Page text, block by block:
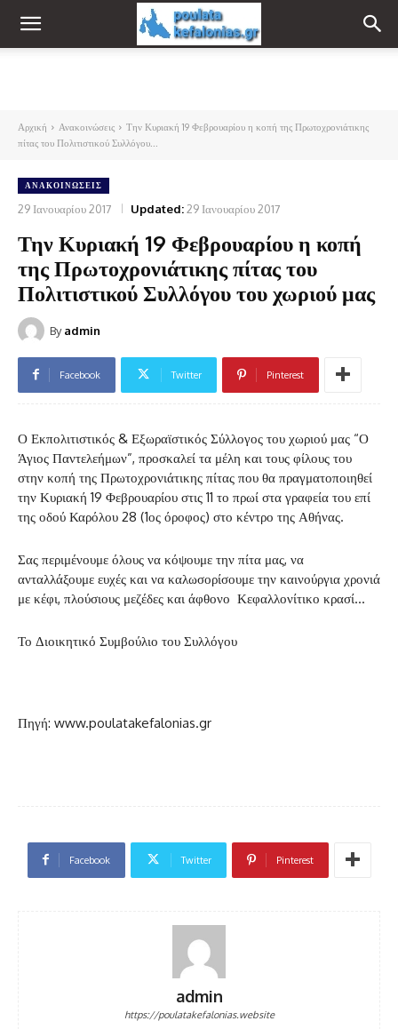
Αρχική Ανακοινώσεις
Την Κυριακή 19 Φεβρουαρίου η κοπή της Πρωτοχρονιάτικης
πίτας του Πολιτιστικού Συλλόγου...
ΑΝΑΚΟΙΝΏΣΕΙΣ
29 Ιανουαρίου 2017 Updated:29 Ιανουαρίου 2017
Την Κυριακή 19 Φεβρουαρίου η κοπή
της Πρωτοχρονιάτικης πίτας του
Πολιτιστικού Συλλόγου του χωριού μας
By admin
Facebook Twitter Pinterest
Ο Εκπολιτιστικός & Εξωραϊστικός Σύλλογος του χωριού μας “Ο
Άγιος Παντελεήμων”, προσκαλεί τα μέλη και τους φίλους του
στην κοπή της Πρωτοχρονιάτικης πίτας που θα πραγματοποιηθεί
την Κυριακή 19 Φεβρουαρίου στις 11 το πρωί στα γραφεία του επί
της οδού Καρόλου 28 (1ος όροφος) στο κέντρο της Αθήνας.
Σας περιμένουμε όλους να κόψουμε την πίτα μας, να
ανταλλάξουμε ευχές και να καλωσορίσουμε την καινούργια χρονιά
με κέφι, πλούσιους μεζέδες και άφθονο Κεφαλλονίτικο κρασί…
Το Διοικητικό Συμβούλιο του Συλλόγου
Πηγή: www.poulatakefalonias.gr
Facebook Twitter Pinterest
admin
https://poulatakefalonias.website